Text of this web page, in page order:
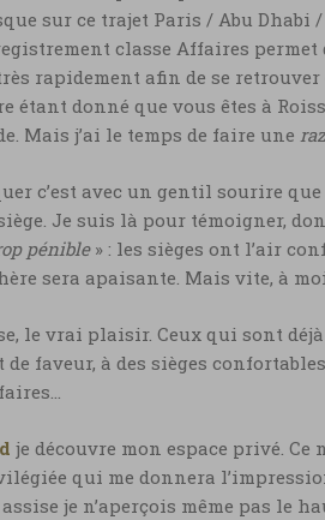
sur ce trajet Paris / Abu Dhabi /
classe Affaires
rapidement afin de se
étant donné que vous êtes à
Mais j’ai le temps de faire une
c’est avec un gentil sourire
Je suis là pour témoigner,
pénible» : les sièges ont l’air
sera apaisante. Mais vite, à
le vrai plaisir. Ceux qui sont
faveur, à des sièges
je découvre mon espace privé. Ce
qui me donnera
je n’aperçois même pas le